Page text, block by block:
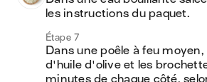
les instructions du paquet.
Étape 7
Dans une poêle à feu
d'huile d'olive et les
minutes de chaque côté,